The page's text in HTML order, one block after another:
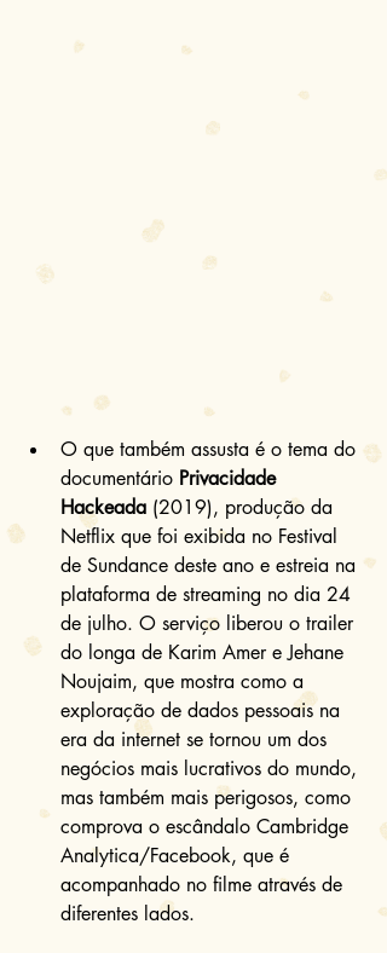
O que também assusta é o tema do
documentário Privacidade
Hackeada (2019), produção da
Netflix que foi exibida no Festival
de Sundance deste ano e estreia na
plataforma de streaming no dia 24
de julho. O serviço liberou o trailer
do longa de Karim Amer e Jehane
Noujaim, que mostra como a
exploração de dados pessoais na
era da internet se tornou um dos
negócios mais lucrativos do mundo,
mas também mais perigosos, como
comprova o escândalo Cambridge
Analytica/Facebook, que é
acompanhado no filme através de
diferentes lados.